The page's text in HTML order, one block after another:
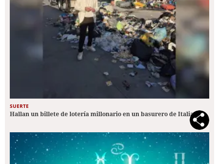
SUERTE
Hallan un billete de lotería millonario en un basurero de Italia